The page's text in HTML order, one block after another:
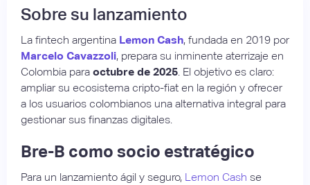
Sobre su lanzamiento
La fintech argentina Lemon Cash, fundada en 2019 por
Marcelo Cavazzoli, prepara su inminente aterrizaje en
Colombia para octubre de 2025 . El objetivo es claro:
ampliar su ecosistema cripto-fiat en la región y ofrecer
a los usuarios colombianos una alternativa integral para
gestionar sus finanzas digitales.
Bre-B como socio estratégico
Para un lanzamiento ágil y seguro, Lemon Cash se